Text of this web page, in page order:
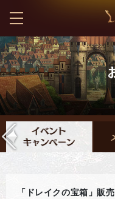
「ドレイクの宝箱」販売